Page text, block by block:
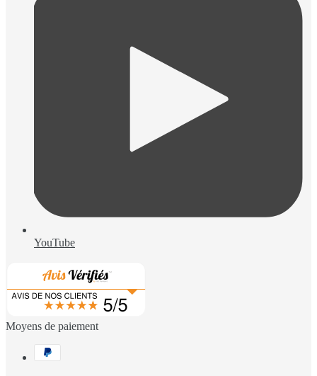
YouTube
Moyens de paiement